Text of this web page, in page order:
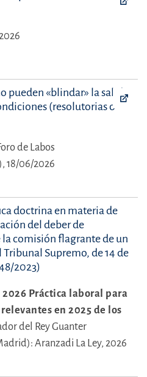
pueden «blindar» la salida
(resolutorias o
de Labos
18/06/2026
doctrina en materia de
del deber de
comisión flagrante de un
Supremo, de 14 de
2023)
2026 Práctica laboral para
en 2025 de los
del Rey Guanter
Aranzadi La Ley, 2026